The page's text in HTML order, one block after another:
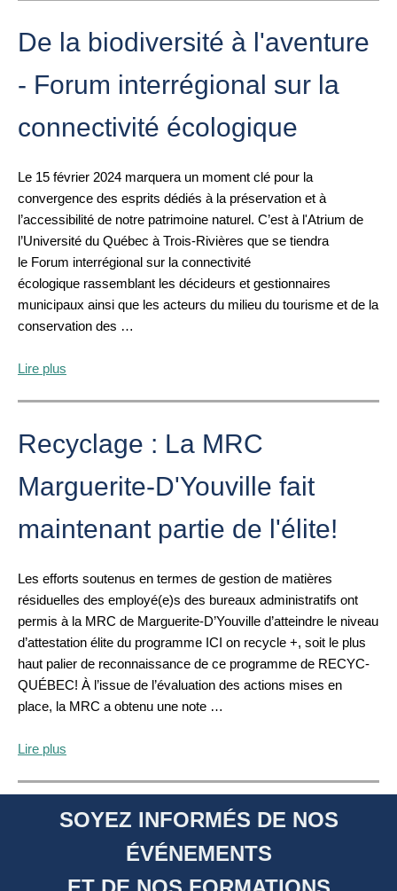
De la biodiversité à l'aventure
- Forum interrégional sur la
connectivité écologique
Le 15 février 2024 marquera un moment clé pour la
convergence des esprits dédiés à la préservation et à
l’accessibilité de notre patrimoine naturel. C’est à l'Atrium de
l’Université du Québec à Trois-Rivières que se tiendra
le Forum interrégional sur la connectivité
écologique rassemblant les décideurs et gestionnaires
municipaux ainsi que les acteurs du milieu du tourisme et de la
conservation des …
Lire plus
Recyclage : La MRC
Marguerite-D'Youville fait
maintenant partie de l'élite!
Les efforts soutenus en termes de gestion de matières
résiduelles des employé(e)s des bureaux administratifs ont
permis à la MRC de Marguerite-D’Youville d’atteindre le niveau
d’attestation élite du programme ICI on recycle +, soit le plus
haut palier de reconnaissance de ce programme de RECYC-
QUÉBEC! À l’issue de l’évaluation des actions mises en
place, la MRC a obtenu une note …
Lire plus
SOYEZ INFORMÉS DE NOS
ÉVÉNEMENTS